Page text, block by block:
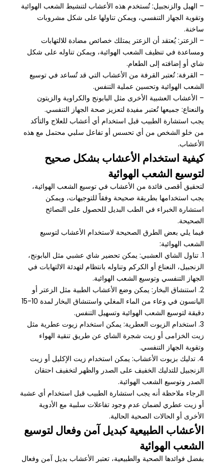
– الهيل والزنجبيل: تُستخدم هذه الأعشاب لتنشيط الشعب الهوائية
وتقوية الجهاز التنفسي، ويمكن تناولها على شكل مشروبات
ساخنة.
– الزعتر: يُعتقد أن الزعتر يمتلك خصائص مضادة للالتهابات
ومساعدة في تنظيف الشعب الهوائية، ويمكن تناوله على شكل
شاي أو إضافته إلى الطعام.
– القرفة: تُعتبر القرفة من الأعشاب التي قد تُساعد في توسيع
الشعب الهوائية وتحسين عملية التنفس.
– الأعشاب العشبية الأخرى مثل البابونج والكراوية والزيتون
والنعناع: جميعها تُعتبر مفيدة لتعزيز صحة الجهاز التنفسي.
يجب استشارة الطبيب قبل استخدام أي أعشاب للعلاج والتأكد
من خلو الشخص من أي تحسس أو تفاعل سلبي محتمل مع هذه
الأعشاب.
كيفية استخدام الأعشاب بشكل صحيح
لتوسيع الشعب الهوائية
لتحقيق أقصى فائدة من الأعشاب في توسيع الشعب الهوائية،
يجب استخدامها بطريقة صحيحة وفقاً للتوجيهات، ويمكن
استشارة الخبراء في الطب البديل للحصول على النصائح
الصحيحة.
فيما يلي بعض الطرق الصحيحة لاستخدام الأعشاب لتوسيع
الشعب الهوائية:
1. تناول الشاي العشبي: يمكن تحضير شاي عشبي مثل البابونج،
الزنجبيل، النعناع أو الكركم وتناوله بانتظام لتهدئة الالتهابات في
الجهاز التنفسي وتوسيع الشعب الهوائية.
2. استنشاق البخار: يمكن وضع الأعشاب الطبية مثل الزعتر أو
اليانسون في وعاء من الماء المغلي واستنشاق البخار لمدة 10-15
دقيقة لتوسيع الشعب الهوائية وتسهيل التنفس.
3. استخدام الزيوت العطرية: يمكن استخدام زيوت عطرية مثل
زيت الخزامى أو زيت شجرة الشاي عن طريق تنقية الهواء
وتقوية الجهاز التنفسي.
4. تدليك بزيوت الأعشاب: يمكن استخدام زيت الإكليل أو زيت
الزنجبيل للتدليك الخفيف على الصدر والظهر لتخفيف احتقان
الصدر وتوسيع الشعب الهوائية.
الرجاء ملاحظة أنه يجب استشارة الطبيب قبل استخدام أي عشبة
أو زيت عطري لضمان عدم وجود تفاعلات سلبية مع الأدوية
الأخرى أو الحالات الصحية الحالية.
الأعشاب الطبيعية كبديل آمن وفعال لتوسيع
الشعب الهوائية
بفضل فوائدها الصحية والطبيعية، تعتبر الأعشاب بديل آمن وفعال